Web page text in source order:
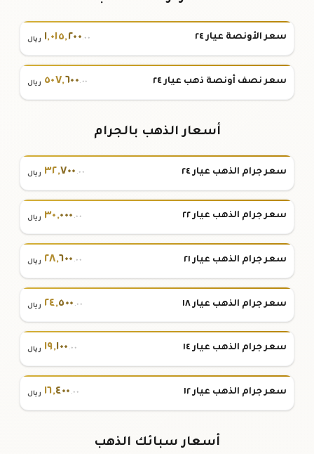
سعر الأونصة عيار ٢٤ ١,٠١٥,٢٠٠.٠٠ ريال
سعر نصف أونصة ذهب عيار ٢٤ ٥٠٧,٦٠٠.٠٠ ريال
أسعار الذهب بالجرام
سعر جرام الذهب عيار ٢٤ ٣٢,٧٠٠ .٠٠ ريال
سعر جرام الذهب عيار ٢٢ ٣٠,٠٠٠ .٠٠ ريال
سعر جرام الذهب عيار ٢١ ٢٨,٦٠٠ .٠٠ ريال
سعر جرام الذهب عيار ١٨ ٢٤,٥٠٠ .٠٠ ريال
سعر جرام الذهب عيار ١٤ ١٩,١٠٠ .٠٠ ريال
سعر جرام الذهب عيار ١٢ ١٦,٤٠٠ .٠٠ ريال
أسعار سبائك الذهب